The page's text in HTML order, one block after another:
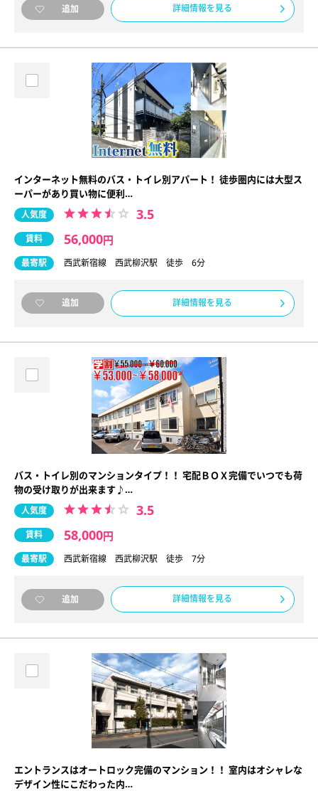
追加 詳細情報を見る
インターネット無料のバス・トイレ別アパート！ 徒歩圏内には大型ス
ーパーがあり買い物に便利…
人気度 3.5
賃料 56,000円
最寄駅 西武新宿線 西武柳沢駅 徒歩 6分
追加 詳細情報を見る
バス・トイレ別のマンションタイプ！！ 宅配ＢＯＸ完備でいつでも荷
物の受け取りが出来ます♪…
人気度 3.5
賃料 58,000円
最寄駅 西武新宿線 西武柳沢駅 徒歩 7分
追加 詳細情報を見る
エントランスはオートロック完備のマンション！！ 室内はオシャレな
デザイン性にこだわった内…